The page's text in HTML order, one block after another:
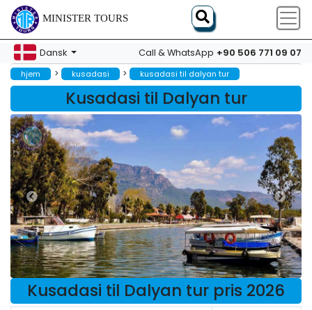
MINISTER TOURS
Dansk Call & WhatsApp +90 506 771 09 07
hjem > kusadasi > kusadasi til dalyan tur
Kusadasi til Dalyan tur
Kusadasi til Dalyan tur pris 2026